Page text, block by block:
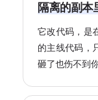
隔离的副本
它改代码，是
的主线代码，
砸了也伤不到